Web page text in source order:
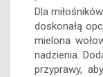
Dla
doskonałą
mielona
nadzienia.
przyprawy,